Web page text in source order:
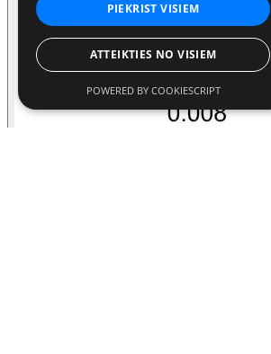
PIEKRIST VISIEM
ATTEIKTIES NO VISIEM
POWERED BY COOKIESCRIPT